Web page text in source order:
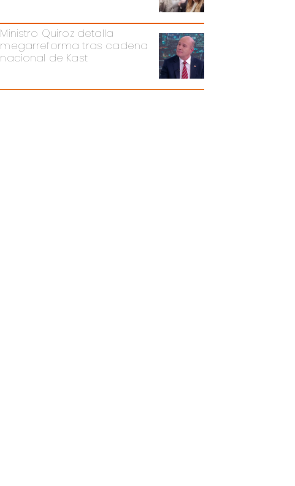
Ministro Quiroz detalla
megarreforma tras cadena
nacional de Kast